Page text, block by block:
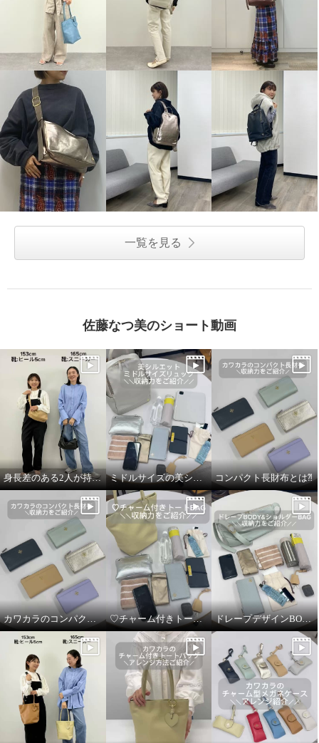
一覧を見る
佐藤なつ美のショート動画
身長差のある2人が持ってみました！ ミドルサイズの美シルエットリュック コンパクト長財布とは⁈
カワカラのコンパクト長財布の収納力 ♡チャーム付きトートバッグの収納力 ドレープデザインBODY &ショルダーBAGの収納力